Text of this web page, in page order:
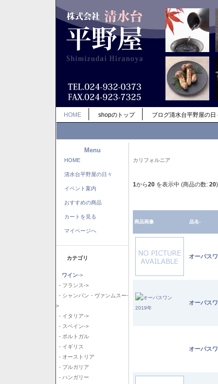
HOME shopのトップ ブログ清水台平野屋の日
Menu
HOME
清水台平野屋の日々
イベント案内
おすすめの商品
カートを見る
マイページへ
カテゴリ
ワイン->
- フランス->
- シャンパン・ヴァンムスー-
>
- イタリア->
- スペイン->
- ポルトガル
- イギリス
- オーストリア
- ブルガリア
- ハンガリー
カリフォルニア
1から20 を表示中 (商品の数: 20)
商品画像 品名-
オーパス
オーパス
オーパス